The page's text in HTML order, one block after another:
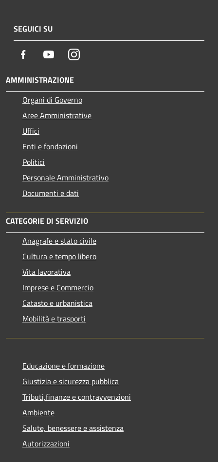
SEGUICI SU
Facebook YoutubeInstagram
AMMINISTRAZIONE
Organi di Governo
Aree Amministrative
Uffici
Enti e fondazioni
Politici
Personale Amministrativo
Documenti e dati
CATEGORIE DI SERVIZIO
Anagrafe e stato civile
Cultura e tempo libero
Vita lavorativa
Imprese e Commercio
Catasto e urbanistica
Mobilità e trasporti
Educazione e formazione
Giustizia e sicurezza pubblica
Tributi,finanze e contravvenzioni
Ambiente
Salute, benessere e assistenza
Autorizzazioni